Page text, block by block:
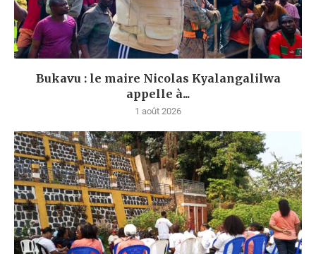
Bukavu : le maire Nicolas Kyalangalilwa
appelle à...
1 août 2026